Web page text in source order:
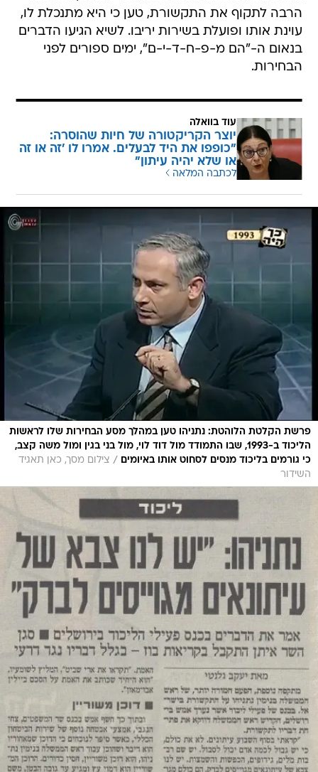
הרבה לתקוף את התקשורת, טען כי היא מתנכלת לו,
עוינת אותו ופועלת בשירות יריבו. לשיא הגיעו הדברים
בנאום ה-"הם מ-פ-ח-ד-י-ם", ימים ספורים לפני
הבחירות.
עוד בוואלה
יוצר הקריקטורה של חיות שהוסרה:
"כופפו את היד לבעלים. אמרו לו 'זה או זה
או שלא יהיה עיתון"
לכתבה המלאה
פרשת הקלטת הלוהטת: נתניהו טען במהלך מסע הבחירות שלו לראשות
הליכוד ב-1993, שבו התמודד מול דוד לוי, מול בני בגין ומול משה קצב,
כי גורמים בליכוד מנסים לסחוט אותו באיומים
/ צילום מסך, כאן תאגיד
השידור